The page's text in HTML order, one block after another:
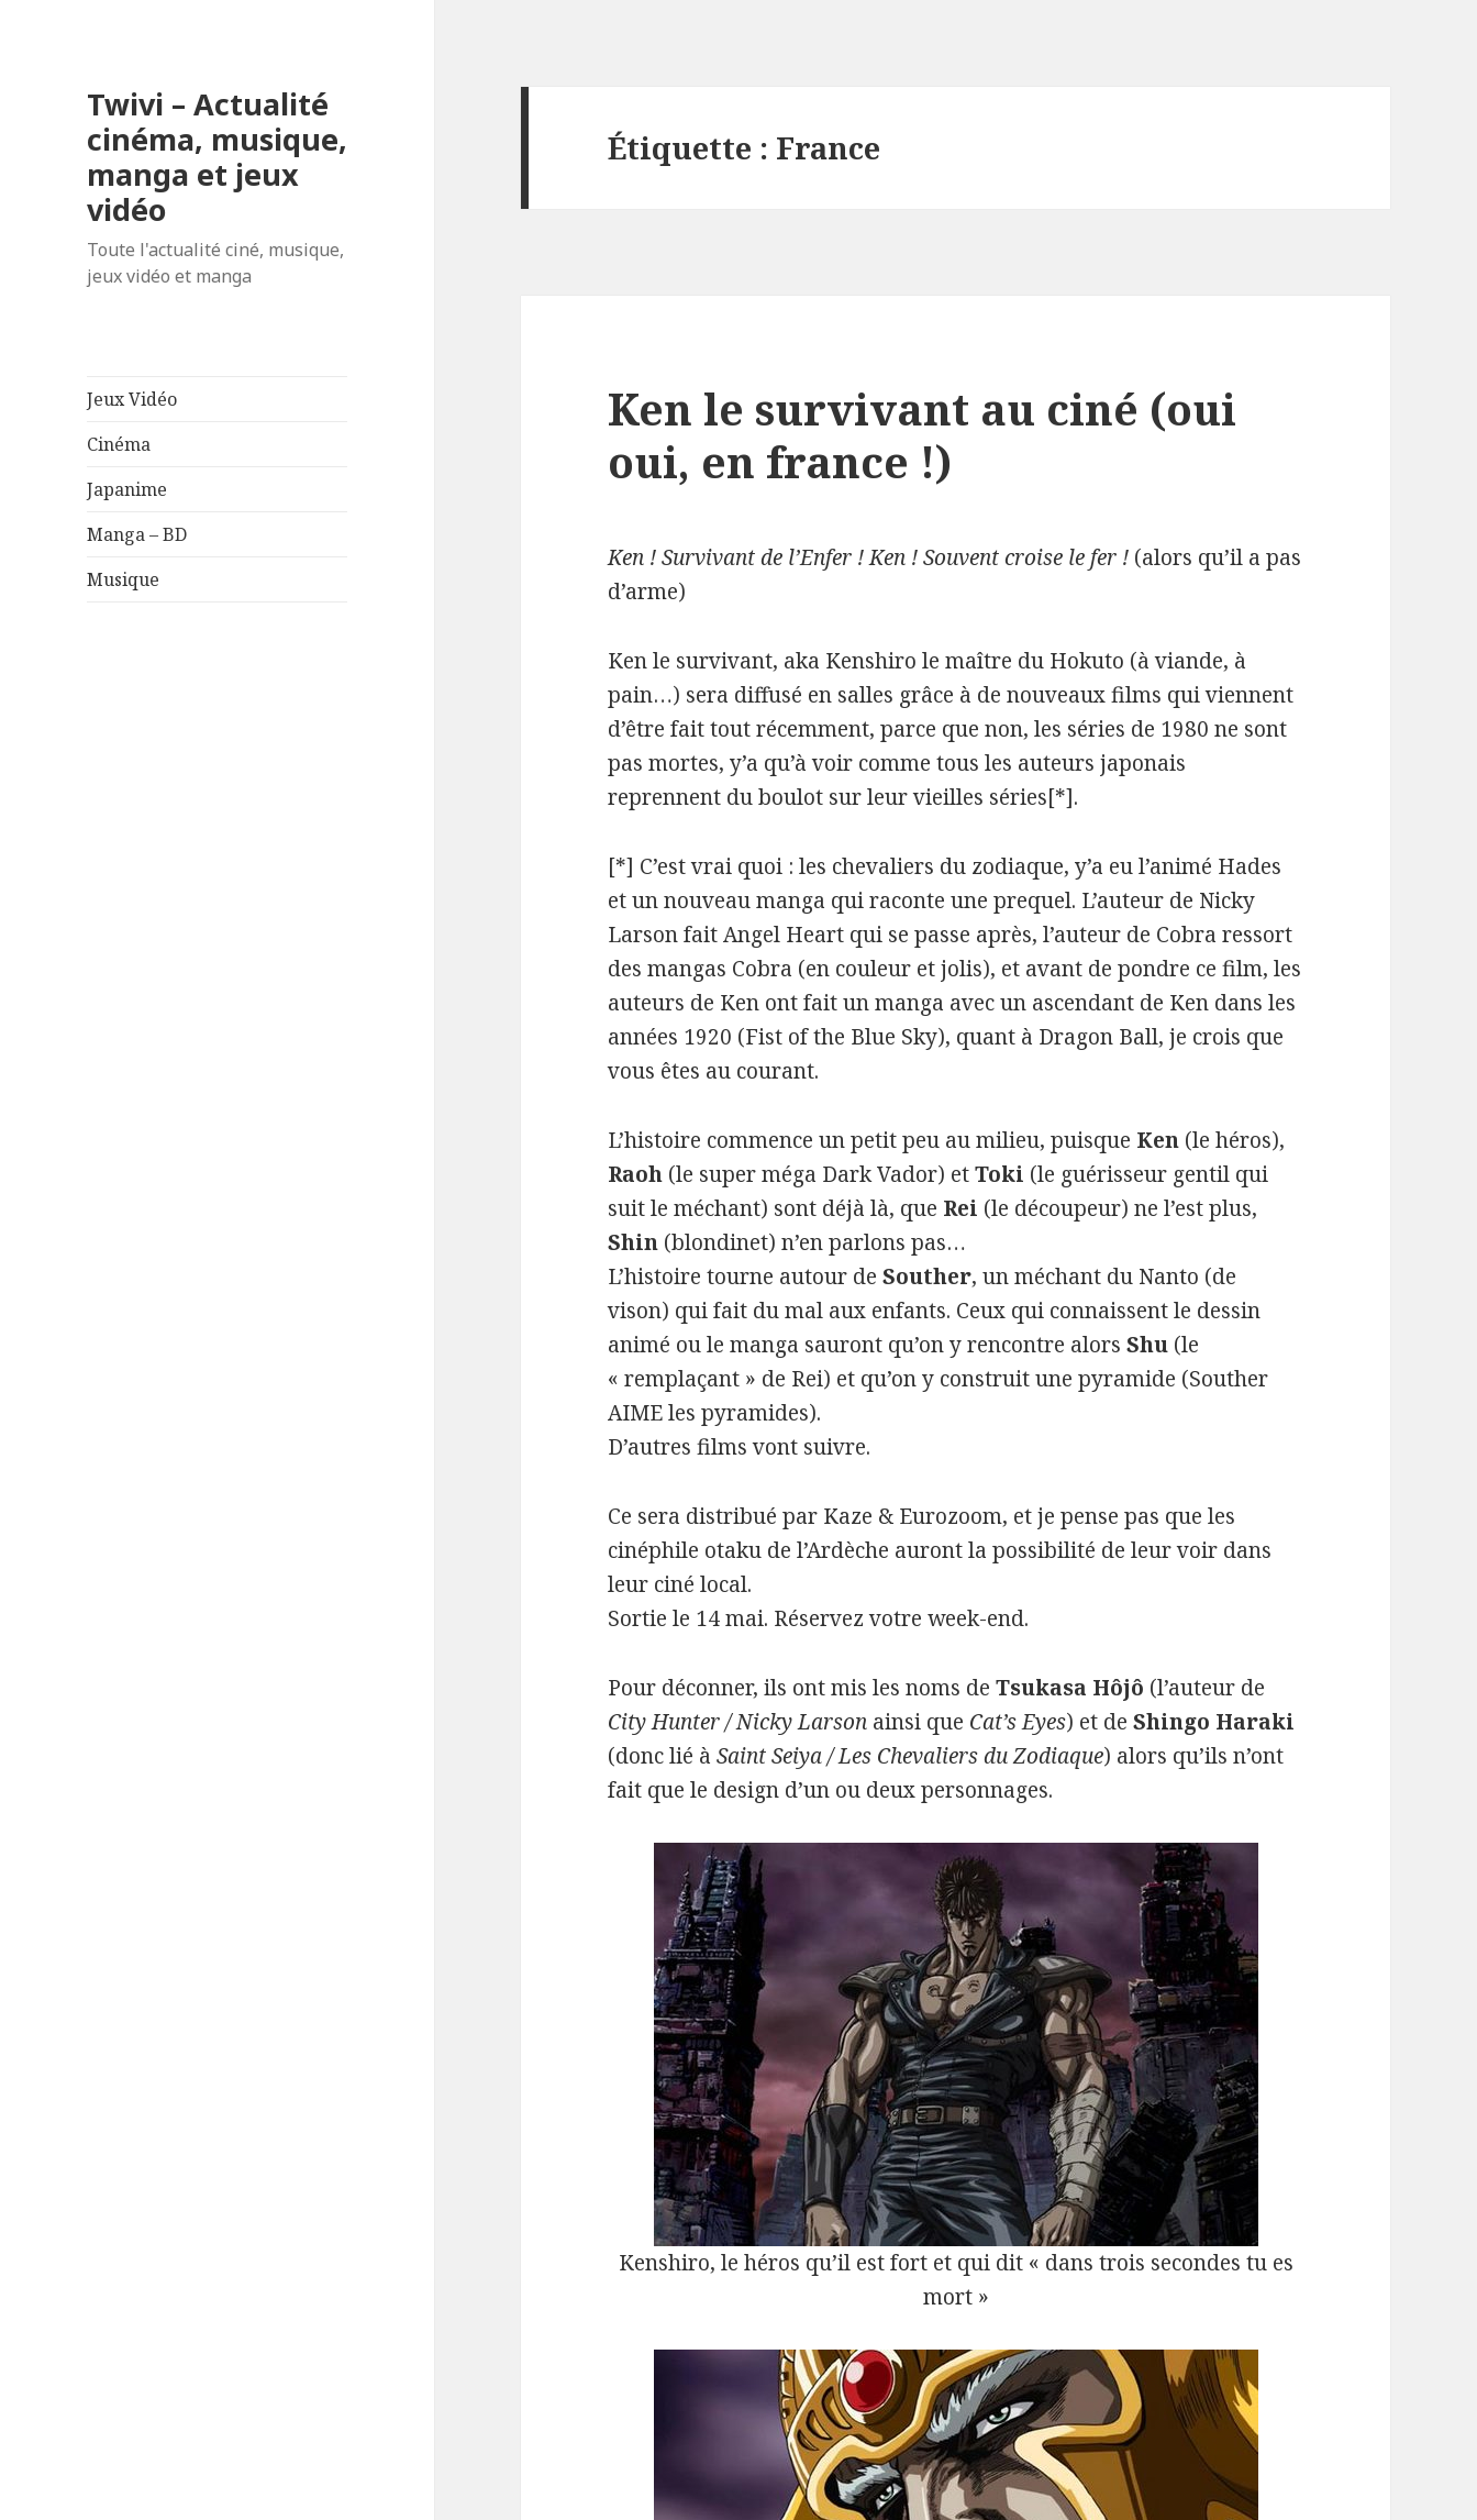
Twivi – Actualité
cinéma, musique,
manga et jeux
vidéo
Toute l'actualité ciné, musique,
jeux vidéo et manga
Jeux Vidéo
Cinéma
Japanime
Manga – BD
Musique
Étiquette : France
Ken le survivant au ciné (oui
oui, en france !)
Ken ! Survivant de l’Enfer ! Ken ! Souvent croise le fer ! (alors qu’il a pas
d’arme)
Ken le survivant, aka Kenshiro le maître du Hokuto (à viande, à
pain…) sera diffusé en salles grâce à de nouveaux films qui viennent
d’être fait tout récemment, parce que non, les séries de 1980 ne sont
pas mortes, y’a qu’à voir comme tous les auteurs japonais
reprennent du boulot sur leur vieilles séries[*].
[*] C’est vrai quoi : les chevaliers du zodiaque, y’a eu l’animé Hades
et un nouveau manga qui raconte une prequel. L’auteur de Nicky
Larson fait Angel Heart qui se passe après, l’auteur de Cobra ressort
des mangas Cobra (en couleur et jolis), et avant de pondre ce film, les
auteurs de Ken ont fait un manga avec un ascendant de Ken dans les
années 1920 (Fist of the Blue Sky), quant à Dragon Ball, je crois que
vous êtes au courant.
L’histoire commence un petit peu au milieu, puisque Ken (le héros),
Raoh (le super méga Dark Vador) etToki (le guérisseur gentil qui
suit le méchant) sont déjà là, que Rei (le découpeur) ne l’est plus,
Shin (blondinet) n’en parlons pas…
L’histoire tourne autour deSouther, un méchant du Nanto (de
vison) qui fait du mal aux enfants. Ceux qui connaissent le dessin
animé ou le manga sauront qu’on y rencontre alorsShu (le
« remplaçant » de Rei) et qu’on y construit une pyramide (Souther
AIME les pyramides).
D’autres films vont suivre.
Ce sera distribué par Kaze & Eurozoom, et je pense pas que les
cinéphile otaku de l’Ardèche auront la possibilité de leur voir dans
leur ciné local.
Sortie le 14 mai. Réservez votre week-end.
Pour déconner, ils ont mis les noms deTsukasa Hôjô (l’auteur de
City Hunter / Nicky Larson ainsi que Cat’s Eyes) et deShingo Haraki
(donc lié àSaint Seiya / Les Chevaliers du Zodiaque) alors qu’ils n’ont
fait que le design d’un ou deux personnages.
Kenshiro, le héros qu’il est fort et qui dit « dans trois secondes tu es
mort »